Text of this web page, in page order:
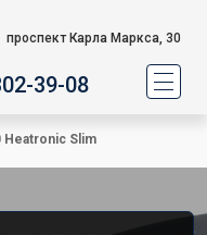
проспект Карла Маркса, 30
39-08
Heatronic Slim